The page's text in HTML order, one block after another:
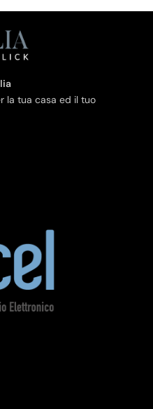
la tua casa ed il tuo